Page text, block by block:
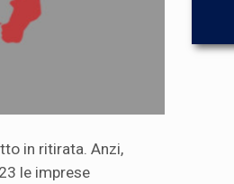
in ritirata. Anzi,
le imprese